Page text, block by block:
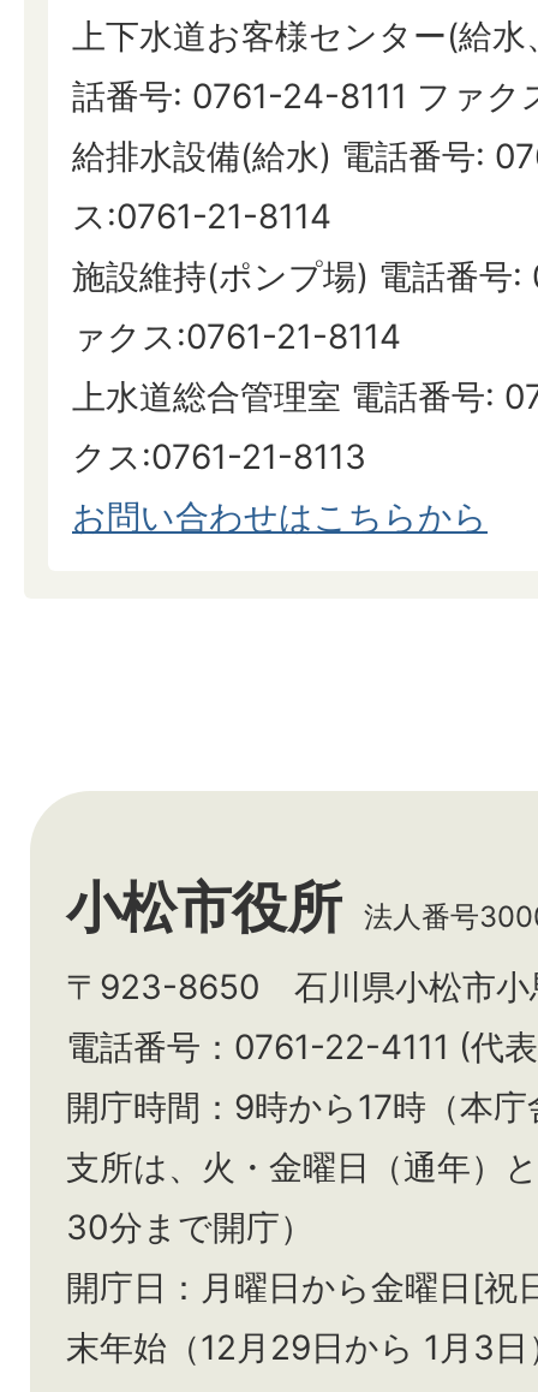
上下水道お客様センター(給水
話番号: 0761-24-8111 ファク
給排水設備(給水) 電話番号:
ス:0761-21-8114
施設維持(ポンプ場) 電話番
ァクス:0761-21-8114
上水道総合管理室 電話番号:
クス:0761-21-8113
お問い合わせはこちらから
小松市役所 法人番号
〒923-8650 石川県小松市小
電話番号：0761-22-4111 (代
開庁時間：9時から17時（本
支所は、火・金曜日（通年）と
30分まで開庁）
開庁日：月曜日から金曜日[祝
末年始（12月29日から 1月3